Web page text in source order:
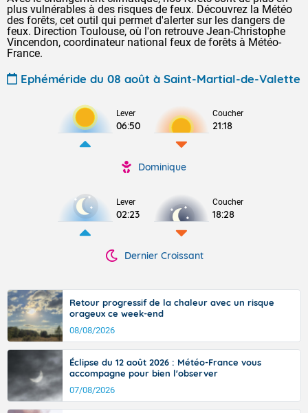
plus vulnérables à des risques de feux. Découvrez la Météo
des forêts, cet outil qui permet d'alerter sur les dangers de
feux. Direction Toulouse, où l'on retrouve Jean-Christophe
Vincendon, coordinateur national feux de forêts à Météo-
France.
Ephéméride du 08 août à Saint-Martial-de-Valette
Lever
06:50
Coucher
21:18
Dominique
Lever
02:23
Coucher
18:28
Dernier Croissant
Retour progressif de la chaleur avec un risque
orageux ce week-end
08/08/2026
Éclipse du 12 août 2026 : Météo-France vous
accompagne pour bien l'observer
07/08/2026